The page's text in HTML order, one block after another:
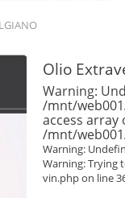
Olio
Warning:
/mnt/
access array
/mnt/
Warning:
Warning: Trying
vin.php on line